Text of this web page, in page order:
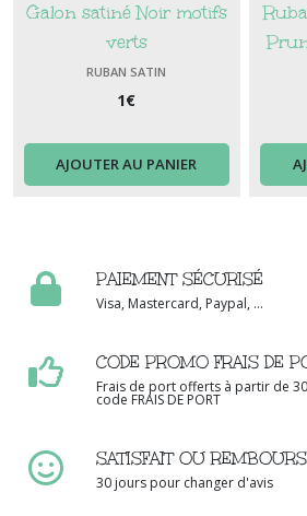
Galon satiné Noir motifs
verts
RUBAN SATIN
1€
AJOUTER AU PANIER
PAIEMENT SÉCURISÉ
Visa, Mastercard, Paypal, ...
CODE PROMO FRAIS DE
Frais de port offerts à partir de
code FRAIS DE PORT
SATISFAIT OU
30 jours pour changer d'avis